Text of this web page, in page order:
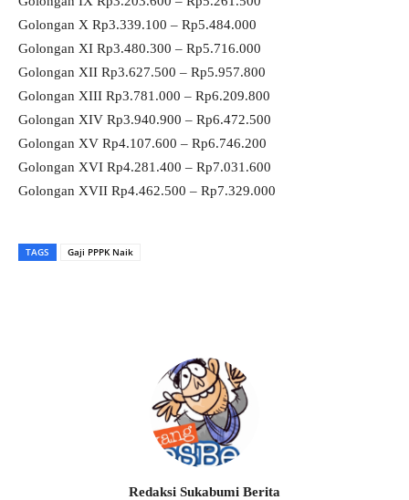
Golongan X Rp3.339.100 – Rp5.484.000
Golongan XI Rp3.480.300 – Rp5.716.000
Golongan XII Rp3.627.500 – Rp5.957.800
Golongan XIII Rp3.781.000 – Rp6.209.800
Golongan XIV Rp3.940.900 – Rp6.472.500
Golongan XV Rp4.107.600 – Rp6.746.200
Golongan XVI Rp4.281.400 – Rp7.031.600
Golongan XVII Rp4.462.500 – Rp7.329.000
TAGS Gaji PPPK Naik
Redaksi Sukabumi Berita